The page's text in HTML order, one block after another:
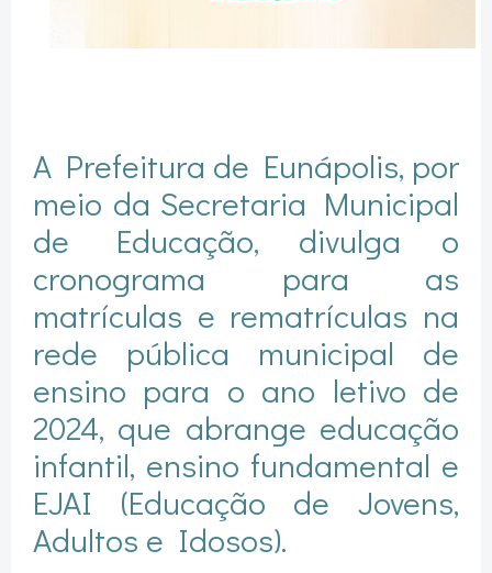
A Prefeitura de Eunápolis, por
meio da Secretaria Municipal
de Educação, divulga o
cronograma para as
matrículas e rematrículas na
rede pública municipal de
ensino para o ano letivo de
2024, que abrange educação
infantil, ensino fundamental e
EJAI (Educação de Jovens,
Adultos e Idosos).